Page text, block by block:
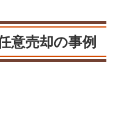
意売却の事例